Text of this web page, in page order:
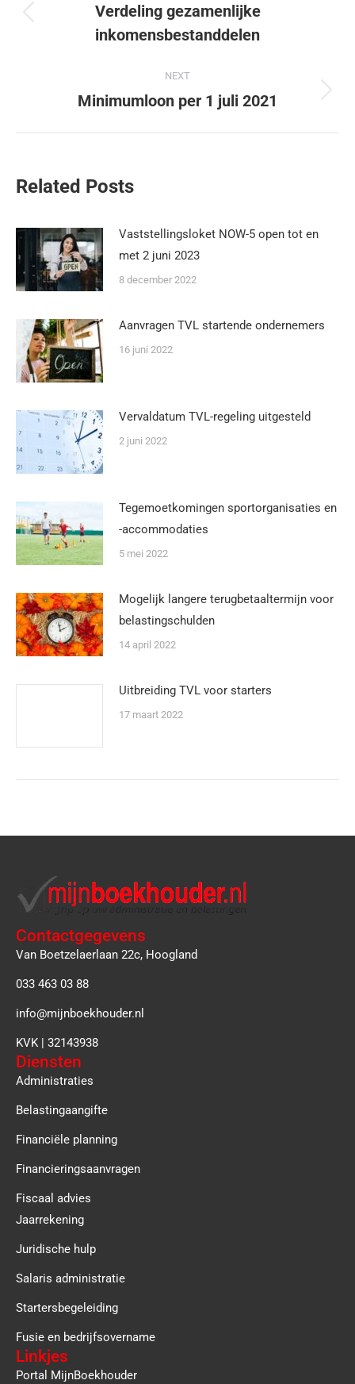
Verdeling gezamenlijke
inkomensbestanddelen
NEXT
Minimumloon per 1 juli 2021
Related Posts
Vaststellingsloket NOW-5 open tot en
met 2 juni 2023
8 december 2022
Aanvragen TVL startende ondernemers
16 juni 2022
Vervaldatum TVL-regeling uitgesteld
2 juni 2022
Tegemoetkomingen sportorganisaties en
-accommodaties
5 mei 2022
Mogelijk langere terugbetaaltermijn voor
belastingschulden
14 april 2022
Uitbreiding TVL voor starters
17 maart 2022
Contactgegevens
Van Boetzelaerlaan 22c, Hoogland
033 463 03 88
info@mijnboekhouder.nl
KVK | 32143938
Diensten
Administraties
Belastingaangifte
Financiële planning
Financieringsaanvragen
Fiscaal advies
Jaarrekening
Juridische hulp
Salaris administratie
Startersbegeleiding
Fusie en bedrijfsovername
Linkjes
Portal MijnBoekhouder